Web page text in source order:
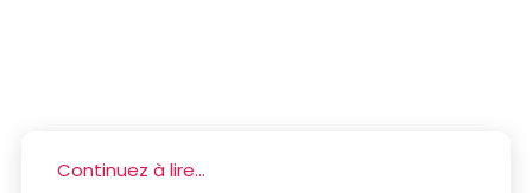
Continuez à lire...